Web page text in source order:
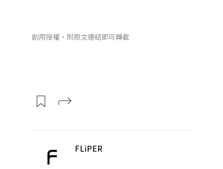
創用授權，附原文連結即可轉載
FLiPER